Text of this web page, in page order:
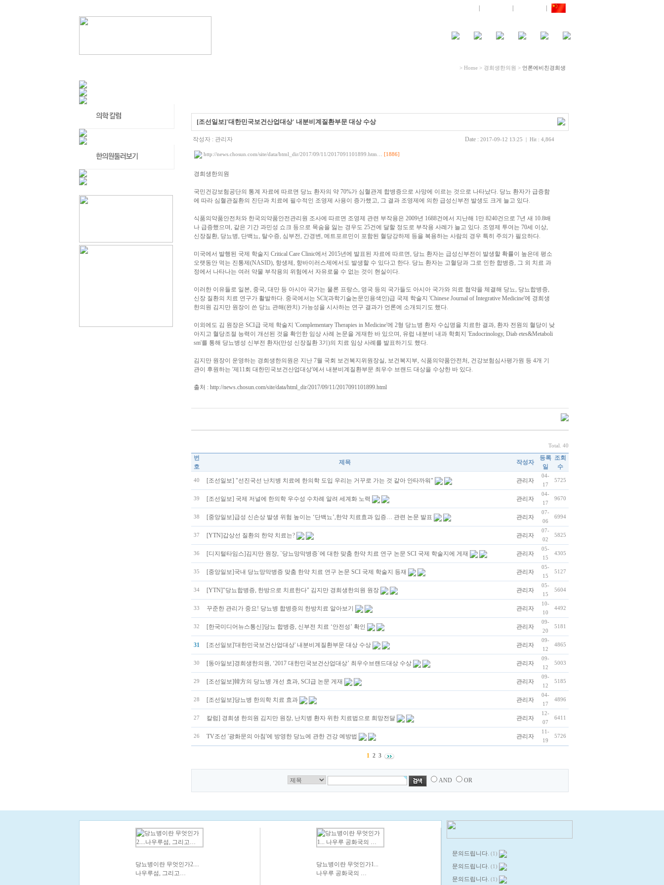
> Home > 경희생한의원 > 언론에비친경희생
[조선일보]'대한민국보건산업대상' 내분비계질환부문 대상 수상
작성자 : 관리자 Date : 2017-09-12 13:25 | Hit : 4,864
http://news.chosun.com/site/data/html_dir/2017/09/11/2017091101899.htm… [1886]
경희생한의원
국민건강보험공단의 통계 자료에 따르면 당뇨 환자의 약 70%가 심혈관계 합병증으로 사망에 이르는 것으로 나타났다. 당뇨 환자가 급증함
에 따라 심혈관질환의 진단과 치료에 필수적인 조영제 사용이 증가했고, 그 결과 조영제에 의한 급성신부전 발생도 크게 늘고 있다.
식품의약품안전처와 한국의약품안전관리원 조사에 따르면 조영제 관련 부작용은 2009년 1688건에서 지난해 1만 8240건으로 7년 새 10.8배
나 급증했으며, 같은 기간 과민성 쇼크 등으로 목숨을 잃는 경우도 25건에 달할 정도로 부작용 사례가 늘고 있다. 조영제 투여는 70세 이상,
신장질환, 당뇨병, 단백뇨, 탈수증, 심부전, 간경변, 메트포르민이 포함된 혈당강하제 등을 복용하는 사람의 경우 특히 주의가 필요하다.
미국에서 발행된 국제 학술지 Critical Care Clinic에서 2015년에 발표된 자료에 따르면, 당뇨 환자는 급성신부전이 발생할 확률이 높은데 평소
오랫동안 먹는 진통제(NASID), 항생제, 항바이러스제에서도 발생할 수 있다고 한다. 당뇨 환자는 고혈당과 그로 인한 합병증, 그 외 치료 과
정에서 나타나는 여러 약물 부작용의 위험에서 자유로울 수 없는 것이 현실이다.
이러한 이유들로 일본, 중국, 대만 등 아시아 국가는 물론 프랑스, 영국 등의 국가들도 아시아 국가와 의료 협약을 체결해 당뇨, 당뇨합병증,
신장 질환의 치료 연구가 활발하다. 중국에서는 SCI(과학기술논문인용색인)급 국제 학술지 'Chinese Journal of Integrative Medicine'에 경희생
한의원 김지만 원장이 쓴 당뇨 관해(완치) 가능성을 시사하는 연구 결과가 언론에 소개되기도 했다.
이외에도 김 원장은 SCI급 국제 학술지 'Complementary Therapies in Medicine'에 2형 당뇨병 환자 수십명을 치료한 결과, 환자 전원의 혈당이 낮
아지고 혈당조절 능력이 개선된 것을 확인한 임상 사례 논문을 게재한 바 있으며, 유럽 내분비 내과 학회지 'Endocrinology, Diab etes&Metaboli
sm'를 통해 당뇨병성 신부전 환자(만성 신장질환 3기)의 치료 임상 사례를 발표하기도 했다.
김지만 원장이 운영하는 경희생한의원은 지난 7월 국회 보건복지위원장실, 보건복지부, 식품의약품안전처, 건강보험심사평가원 등 4개 기
관이 후원하는 '제11회 대한민국보건산업대상'에서 내분비계질환부문 최우수 브랜드 대상을 수상한 바 있다.
출처 : http://news.chosun.com/site/data/html_dir/2017/09/11/2017091101899.html
Total. 40
번
호
제목 작성자
등록
일
조회
수
40 [조선일보] "선진국선 난치병 치료에 한의학 도입 우리는 거꾸로 가는 것 같아 안타까워" 관리자
04-
17
5725
39 [조선일보] 국제 저널에 한의학 우수성 수차례 알려 세계화 노력 관리자
04-
17
9670
38 [중앙일보]급성 신손상 발생 위험 높이는 ‘단백뇨’,한약 치료효과 입증… 관련 논문 발표 관리자
07-
06
6994
37 [YTN]갑상선 질환의 한약 치료는? 관리자
07-
02
5825
36 [디지털타임스]김지만 원장, `당뇨망막병증`에 대한 맞춤 한약 치료 연구 논문 SCI 국제 학술지에 게재 관리자
05-
15
4305
35 [중앙일보]국내 당뇨망막병증 맞춤 한약 치료 연구 논문 SCI 국제 학술지 등재 관리자
05-
15
5127
34 [YTN]"당뇨합병증, 한방으로 치료한다" 김지만 경희생한의원 원장 관리자
05-
15
5604
33 꾸준한 관리가 중요! 당뇨병 합병증의 한방치료 알아보기 관리자
10-
10
4492
32 [한국미디어뉴스통신]당뇨 합병증, 신부전 치료 ‘안전성’ 확인 관리자
09-
20
5181
31 [조선일보]'대한민국보건산업대상' 내분비계질환부문 대상 수상 관리자
09-
12
4865
30 [동아일보]경희생한의원, ‘2017 대한민국보건산업대상’ 최우수브랜드대상 수상 관리자
09-
12
5003
29 [조선일보]韓方의 당뇨병 개선 효과, SCI급 논문 게재 관리자
09-
12
5185
28 [조선일보]당뇨병 한의학 치료 효과 관리자
04-
17
4896
27 칼럼] 경희생 한의원 김지만 원장, 난치병 환자 위한 치료법으로 희망전달 관리자
12-
07
6411
26 TV조선 '광화문의 아침'에 방영한 당뇨에 관한 건강 예방법 관리자
11-
19
5726
1 2 3
AND OR
당뇨병이란 무엇인가2....
나우루섬, 그리고…
당뇨병이란 무엇인가1...
나우루 공화국의 …
문의드립니다. (1)
문의드립니다. (1)
문의드립니다. (1)